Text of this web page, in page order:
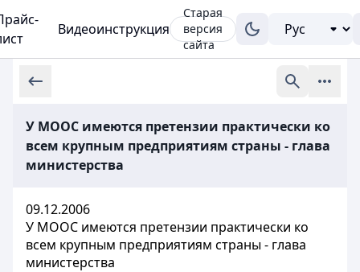
Видеоинструкция
Старая
версия
сайта
У МООС имеются претензии практически ко
всем крупным предприятиям страны - глава
министерства
09.12.2006
У МООС имеются претензии практически ко
всем крупным предприятиям страны - глава
министерства